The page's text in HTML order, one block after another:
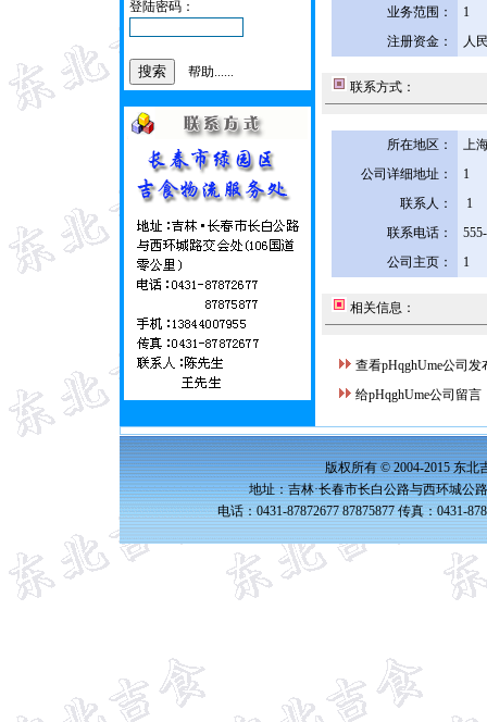
登陆密码：
帮助......
业务范围：
1
注册资金：
人
联系方式：
所在地区：
上
公司详细地址：
1
联系人：
1
联系电话：
公司主页：
1
相关信息：
查看pHqghUme公司发
给pHqghUme公司留言
版权所有 © 2004-2015 东北
地址：吉林·长春市长白公路与西环城公
电话：0431-87872677 87875877 传真：0431-